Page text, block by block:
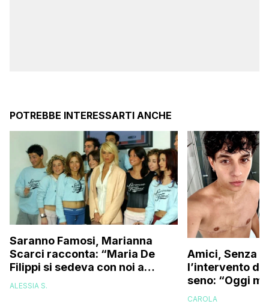
POTREBBE INTERESSARTI ANCHE
Saranno Famosi, Marianna
Scarci racconta: “Maria De
Filippi si sedeva con noi a
fumare una sigaretta, ma
ALESSIA S.
Amici, Senza
l’intervento di
seno: “Oggi
specchio e…”
CAROLA